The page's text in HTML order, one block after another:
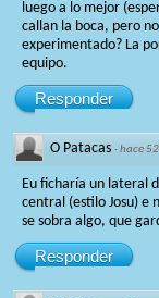
luego a lo mejor
callan la boca, pero
experimentado? La
equipo.
Responder
O Patacas ·hace
Eu ficharía un lateral
central (estilo Josu) e
se sobra algo, que
Responder